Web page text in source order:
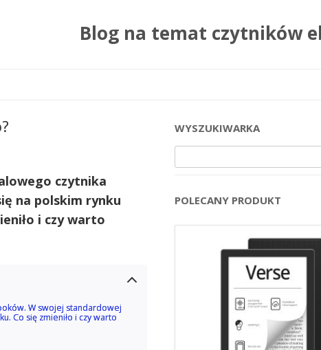
Blog na temat czytników
czytnika
na polskim rynku
i czy warto
W swojej standardowej
Co się zmieniło i czy warto
WYSZUKIWARKA
POLECANY PRODUKT